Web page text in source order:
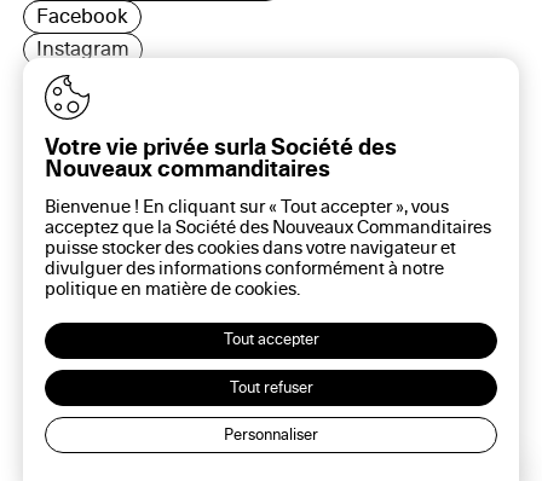
Facebook
Instagram
LinkedIn
16 rue Rambuteau, 75003 Paris
Plan du site
Aide sur ce site
Gestion des cookies
Politique des cookies
Politique de confidentialité
Mentions légales
Votre vie privée surla Société des
Nouveaux commanditaires
Bienvenue ! En cliquant sur « Tout accepter », vous
acceptez que la Société des Nouveaux Commanditaires
puisse stocker des cookies dans votre navigateur et
divulguer des informations conformément à notre
politique en matière decookies.
Tout accepter
Tout refuser
Personnaliser